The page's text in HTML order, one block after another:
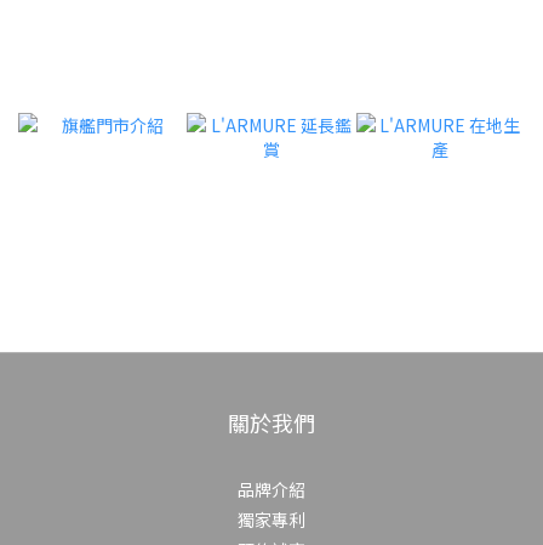
關於我們
品牌介紹
獨家專利